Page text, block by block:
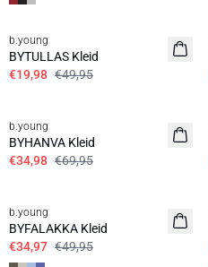
60%
b.young
BYTULLAS Kleid
€19,98 €49,95
b.young
BYHANVA Kleid
€34,98 €69,95
b.young
BYFALAKKA Kleid
€34,97 €49,95